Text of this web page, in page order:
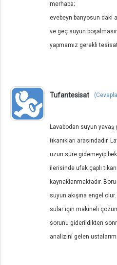
merhaba;
evebeyn banyosun daki
ve geç suyun
yapmamız gerekli
Tufantesisat
Lavabodan suyun yavaş
tıkanıkları arasındadır.
uzun süre gidemeyip
ilerisinde ufak çaplı
kaynaklanmaktadır.
suyun akışına engel
sular için makineli
sorunu giderildikten
analizini gelen